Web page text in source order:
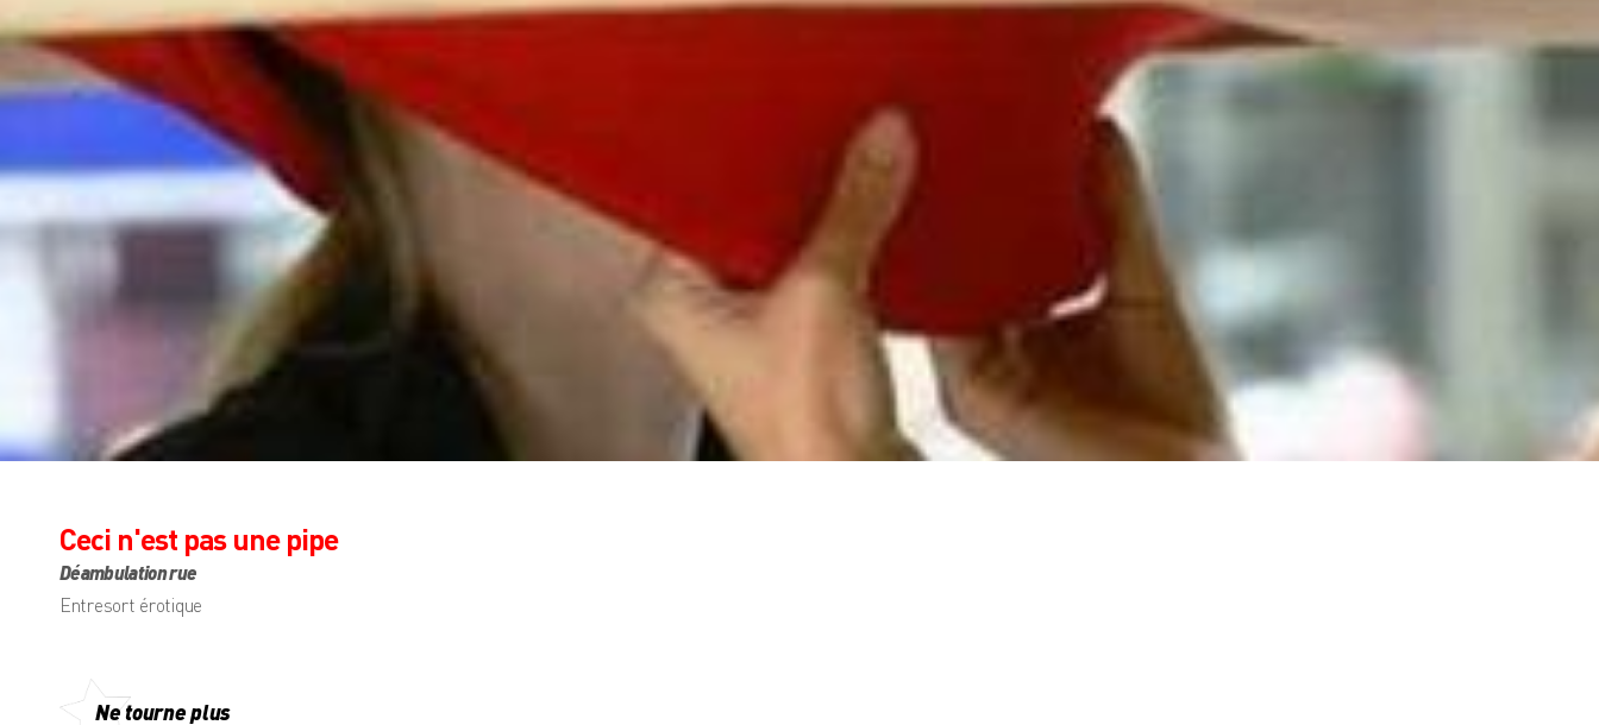
Ceci n'est pas une pipe
Déambulation rue
Entresort érotique
Ne tourne plus